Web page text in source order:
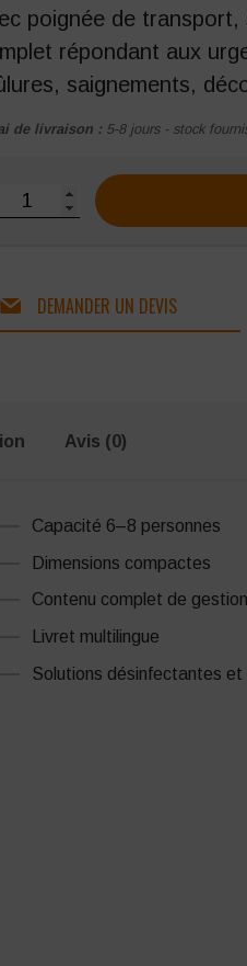
poignée de
répondant aux
saignements,
de livraison : 5-8 jours - stock
quantité de Coffret de secours
DEMANDER UN DEVIS
Avis (0)
Capacité 6–8 personnes
Dimensions compactes
Contenu complet de
Livret multilingue
Solutions désinfectantes